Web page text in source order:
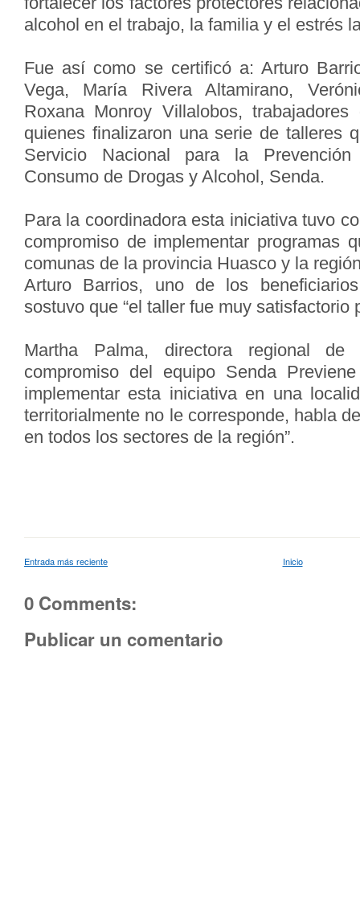
alcohol en el trabajo, la familia y el estrés
Fue así como se certificó a: Arturo
Vega, María Rivera Altamirano,
Roxana Monroy Villalobos,
quienes finalizaron una serie de talleres
Servicio Nacional para la
Consumo de Drogas y Alcohol, Senda.
Para la coordinadora esta iniciativa tuvo
compromiso de implementar programas
comunas de la provincia Huasco y la
Arturo Barrios, uno de los
sostuvo que “el taller fue muy satisfactorio
Martha Palma, directora regional de
compromiso del equipo Senda
implementar esta iniciativa en una
territorialmente no le corresponde, habla
en todos los sectores de la región”.
Entrada más reciente Inicio
0 Comments:
Publicar un comentario